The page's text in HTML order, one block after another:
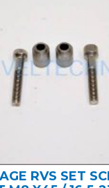
RVS SET